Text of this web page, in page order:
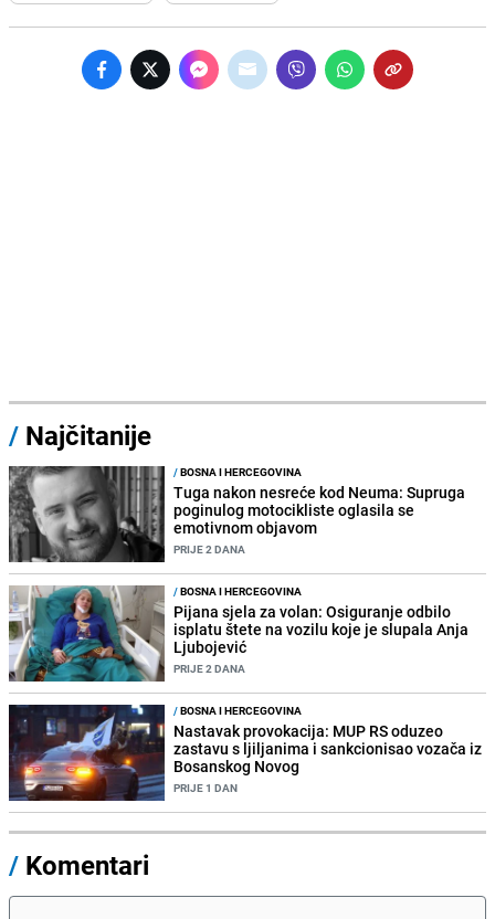
/ Najčitanije
/BOSNA I HERCEGOVINA
Tuga nakon nesreće kod Neuma: Supruga
poginulog motocikliste oglasila se
emotivnom objavom
PRIJE 2 DANA
/BOSNA I HERCEGOVINA
Pijana sjela za volan: Osiguranje odbilo
isplatu štete na vozilu koje je slupala Anja
Ljubojević
PRIJE 2 DANA
/BOSNA I HERCEGOVINA
Nastavak provokacija: MUP RS oduzeo
zastavu s ljiljanima i sankcionisao vozača iz
Bosanskog Novog
PRIJE 1 DAN
/ Komentari